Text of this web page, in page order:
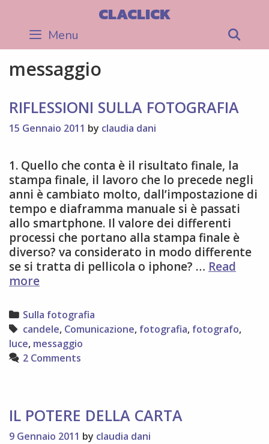
content
CLACLICK
Menu
messaggio
RIFLESSIONI SULLA FOTOGRAFIA
15 Gennaio 2011 by claudia dani
1. Quello che conta è il risultato finale, la
stampa finale, il lavoro che lo precede negli
anni è cambiato molto, dall’impostazione di
tempo e diaframma manuale si è passati
allo smartphone. Il valore dei differenti
processi che portano alla stampa finale è
diverso? va considerato in modo differente
se si tratta di pellicola o iphone? … Read
moreRIFLESSIONI
FOTOGRAFIA
Categories
Sulla fotografia
Tags
candele, Comunicazione, fotografia, fotografo,
luce, messaggio
2 Comments
IL POTERE DELLA CARTA
9 Gennaio 2011 by claudia dani